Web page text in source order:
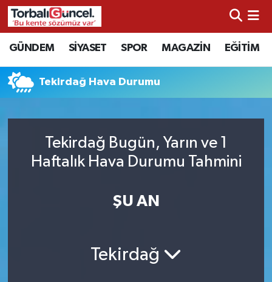
GÜNDEM SİYASET SPOR MAGAZİN EĞİTİM
Tekirdağ Hava Durumu
Tekirdağ Bugün, Yarın ve 1
Haftalık Hava Durumu Tahmini
ŞU AN
Tekirdağ
İzmir Nöbetçi Eczaneler
İzmir Hava Durumu
İzmir Trafik Yoğunluk Haritası
Süper Lig Puan Durumu ve Fikstür